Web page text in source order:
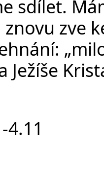
sdílet.
zve
Ježíše
4.11